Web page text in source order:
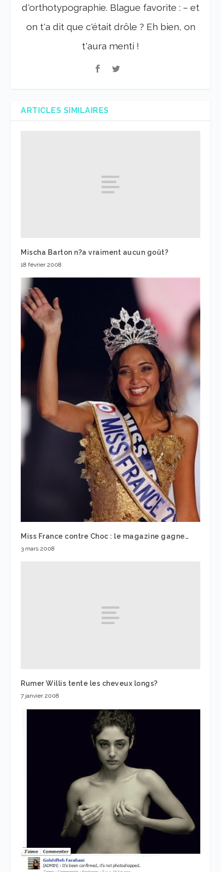
d'orthotypographie. Blague favorite : – et
on t'a dit que c'était drôle ? Eh bien, on
t'aura menti !
ARTICLES SIMILAIRES
Mischa Barton n?a vraiment aucun goût?
18 février 2008
Miss France contre Choc : le magazine gagne…
3 mars 2008
Rumer Willis tente les cheveux longs?
7 janvier 2008